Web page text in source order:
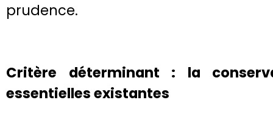
prudence.
Critère déterminant : la
essentielles existantes